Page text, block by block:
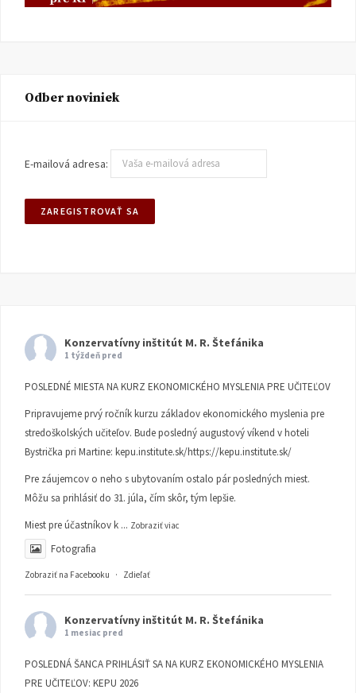
Odber noviniek
E-mailová adresa:
Konzervatívny inštitút M. R. Štefánika
1 týždeň pred
POSLEDNÉ MIESTA NA KURZ EKONOMICKÉHO MYSLENIA PRE UČITEĽOV
Pripravujeme prvý ročník kurzu základov ekonomického myslenia pre
stredoškolských učiteľov. Bude posledný augustový víkend v hoteli
Bystrička pri Martine: kepu.institute.sk/https://kepu.institute.sk/
Pre záujemcov o neho s ubytovaním ostalo pár posledných miest.
Môžu sa prihlásiť do 31. júla, čím skôr, tým lepšie.
Miest pre účastníkov k ... Zobraziť viac
Fotografia
Zobraziť na Facebooku · Zdieľať
Konzervatívny inštitút M. R. Štefánika
1 mesiac pred
POSLEDNÁ ŠANCA PRIHLÁSIŤ SA NA KURZ EKONOMICKÉHO MYSLENIA
PRE UČITEĽOV: KEPU 2026